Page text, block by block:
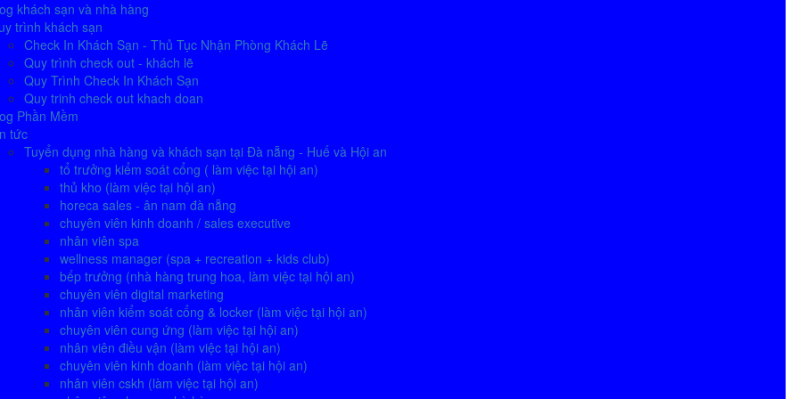
khách sạn và nhà hàng
trình khách sạn
Check In Khách Sạn - Thủ Tục Nhận Phòng Khách Lẽ
Quy trình check out - khách lẽ
Quy Trình Check In Khách Sạn
Quy trinh check out khach doan
Phần Mềm
tức
Tuyển dụng nhà hàng và khách sạn tại Đà nẵng - Huế và Hội an
tổ trưởng kiểm soát cổng ( làm việc tại hội an)
thủ kho (làm việc tại hội an)
horeca sales - ân nam đà nẵng
chuyên viên kinh doanh / sales executive
nhân viên spa
wellness manager (spa + recreation + kids club)
bếp trưởng (nhà hàng trung hoa, làm việc tại hội an)
chuyên viên digital marketing
nhân viên kiểm soát cổng & locker (làm việc tại hội an)
chuyên viên cung ứng (làm việc tại hội an)
nhân viên điều vận (làm việc tại hội an)
chuyên viên kinh doanh (làm việc tại hội an)
nhân viên cskh (làm việc tại hội an)